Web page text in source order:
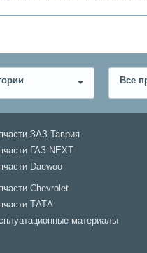
Все
ЗАЗ Таврия
ГАЗ NEXT
Daewoo
Chevrolet
ТАТА
материалы